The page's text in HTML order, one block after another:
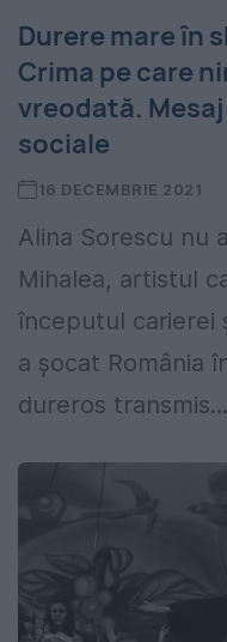
Durere mare în
Crima pe care
vreodată.
sociale
16 DECEMBRIE 2021
Alina Sorescu nu
Mihalea, artistul
începutul carierei
a șocat România
dureros transmis...